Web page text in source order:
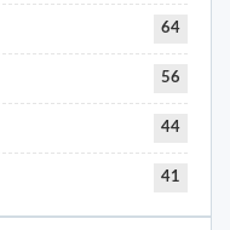
64
56
44
41